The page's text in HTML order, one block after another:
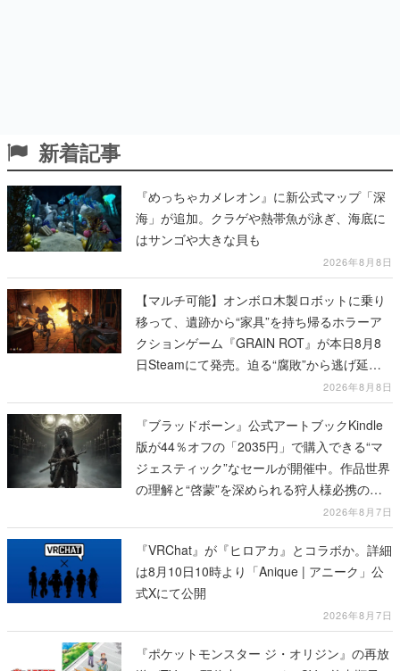
新着記事
『めっちゃカメレオン』に新公式マップ「深
海」が追加。クラゲや熱帯魚が泳ぎ、海底に
はサンゴや大きな貝も
2026年8月8日
【マルチ可能】オンボロ木製ロボットに乗り
移って、遺跡から“家具”を持ち帰るホラーア
クションゲーム『GRAIN ROT』が本日8月8
日Steamにて発売。迫る“腐敗”から逃げ延
2026年8月8日
『ブラッドボーン』公式アートブックKindle
版が44％オフの「2035円」で購入できる“マ
ジェスティック”なセールが開催中。作品世界
の理解と“啓蒙”を深められる狩人様必携の一
2026年8月7日
『VRChat』が『ヒロアカ』とコラボか。詳細
は8月10日10時より「Anique | アニーク」公
式Xにて公開
2026年8月7日
『ポケットモンスター ジ・オリジン』の再放